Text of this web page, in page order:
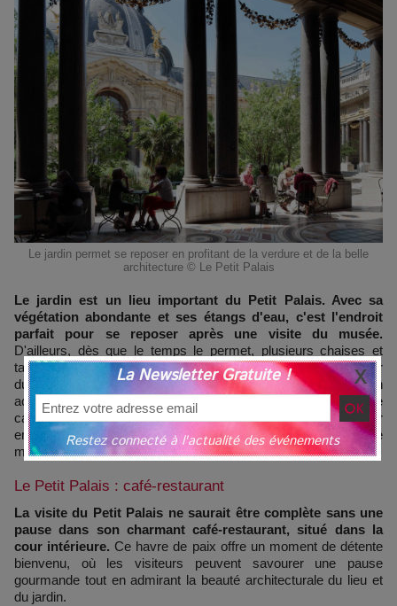
Le jardin permet se reposer en profitant de la verdure et de la belle
architecture © Le Petit Palais
Le jardin est un lieu important du Petit Palais. Avec sa
végétation abondante et ses étangs d'eau, c'est l'endroit
parfait pour se reposer après une visite du musée.
D'ailleurs, dès que le temps le permet, plusieurs chaises et
tables sont disposées dans le jardin pour se reposer ou profiter
du restaurant en prenant une boisson avec un
accompagnement. En effet, c'est à cet endroit que se trouve le
café-restaurant. On peut aussi y prendre de belles photos, car
en plus de la verdure flamboyante, le jardin offre une vue
magnifique sur l'architecture du Palais, sous un autre angle.
Le Petit Palais : café-restaurant
La visite du Petit Palais ne saurait être complète sans une
pause dans son charmant café-restaurant, situé dans la
cour intérieure. Ce havre de paix offre un moment de détente
bienvenu, où les visiteurs peuvent savourer une pause
gourmande tout en admirant la beauté architecturale du lieu et
du jardin.
La Newsletter Gratuite !
Restez connecté à l'actualité des événements